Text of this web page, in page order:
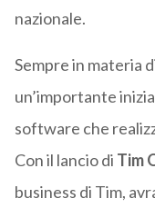
nazionale.
Sempre in materia
un’importante
software che
Con il lancio di Tim
business di Tim,